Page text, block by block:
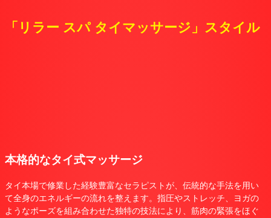
「リラー スパ タイマッサージ」スタイル
本格的なタイ式マッサージ
タイ本場で修業した経験豊富なセラピストが、伝統的な手法を用い
て全身のエネルギーの流れを整えます。指圧やストレッチ、ヨガの
ようなポーズを組み合わせた独特の技法により、筋肉の緊張をほぐ